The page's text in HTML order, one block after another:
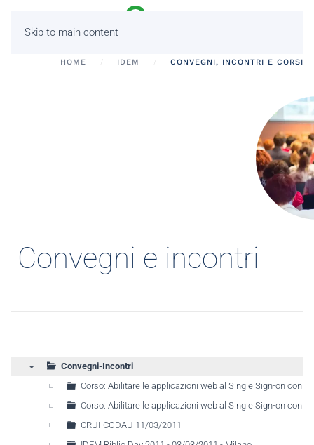
Skip to main content
HOME IDEM CONVEGNI, INCONTRI E CORSI
Convegni e incontri
Convegni-Incontri
Corso: Abilitare le applicazioni web al Single Sign-on con
Corso: Abilitare le applicazioni web al Single Sign-on con
CRUI-CODAU 11/03/2011